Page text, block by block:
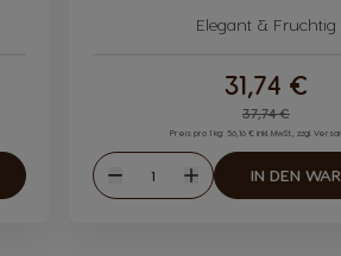
Elegant & Fruchtig
Regular
37,74 €
31,74 €
Preis pro 1 kg: 56,16 € inkl. MwSt., zzgl.
Abnahme
Menge
Zunahme
IN DEN